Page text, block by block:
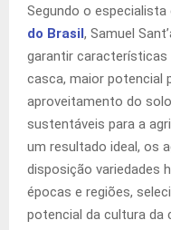
Segundo o especialista
do Brasil, Samuel
garantir
casca, maior potencial
aproveitamento do
sustentáveis para a
um resultado ideal, os
disposição variedades
épocas e regiões,
potencial da cultura da